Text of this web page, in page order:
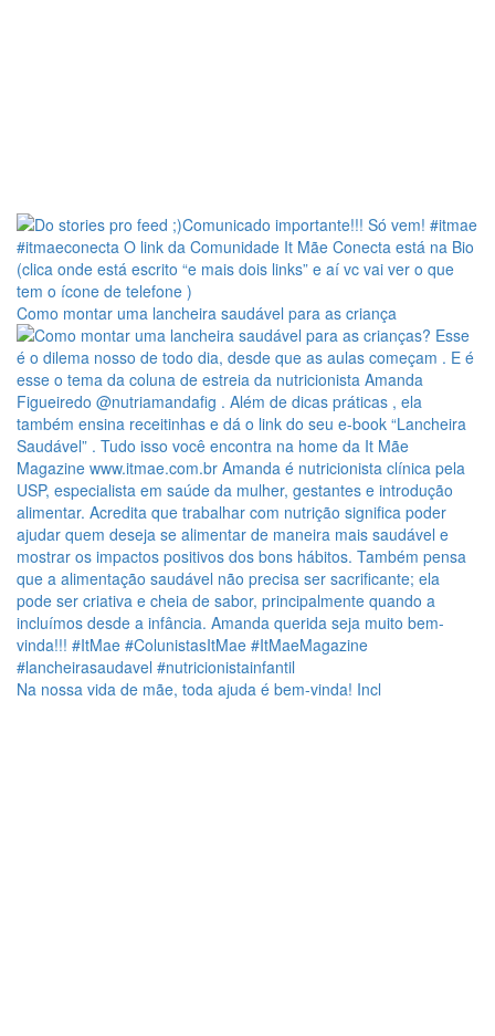
Como montar uma lancheira saudável para as criança
Na nossa vida de mãe, toda ajuda é bem-vinda! Incl